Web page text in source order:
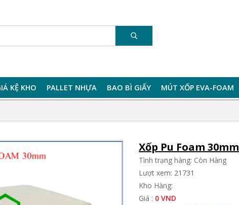
KỆ KHO PALLET NHỰA BAO BÌ GIẤY MÚT XỐP EVA-FOAM
Xốp Pu Foam 30mm
Tình trạng hàng: Còn Hàng
Lượt xem: 21731
Kho Hàng:
Giá : 0 VND